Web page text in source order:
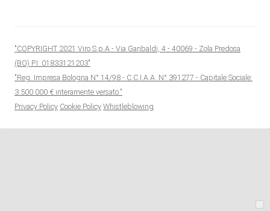
"COPYRIGHT 2021 Viro S.p.A.- Via Garibaldi, 4 - 40069 - Zola Predosa
(BO) P.I. 01833121203"
"Reg. Impresa Bologna N° 14/98 - C.C.I.A.A. N° 391277 - Capitale Sociale:
3.500.000 € interamente versato."
Privacy Policy Cookie Policy Whistleblowing